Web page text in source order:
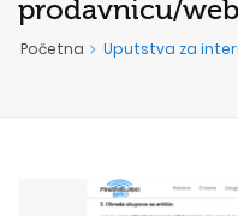
prodavnicu/
Početna Uputstva za